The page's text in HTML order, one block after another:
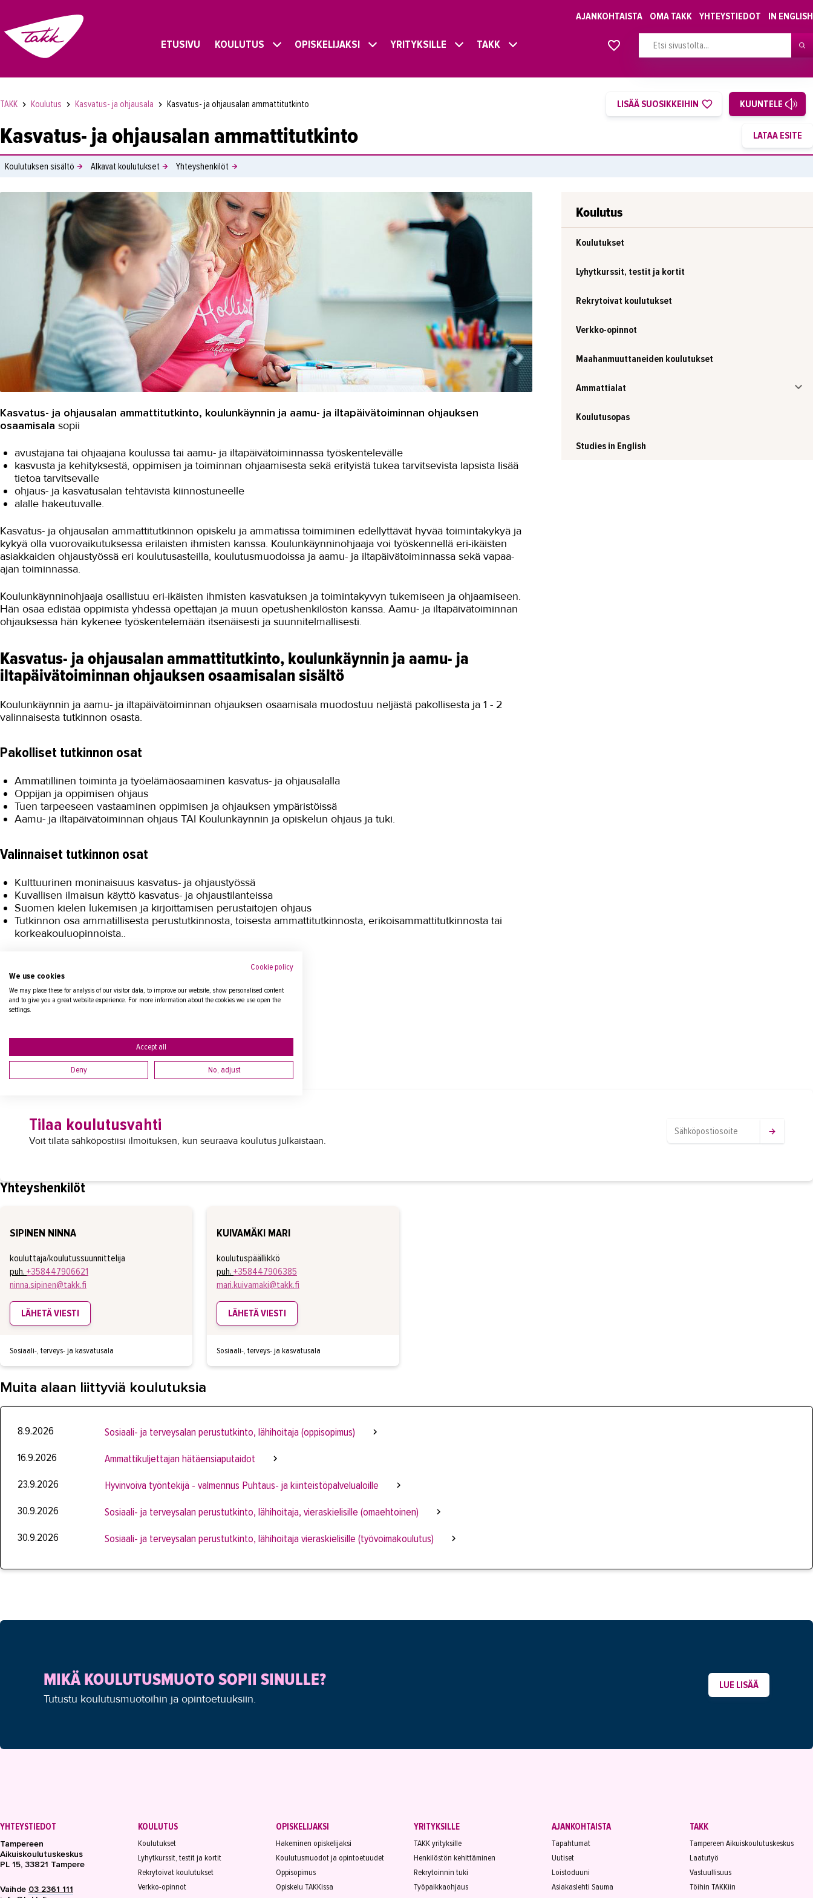
AJANKOHTAISTA OMA TAKK YHTEYSTIEDOT IN ENGLISH
ETUSIVU KOULUTUS OPISKELIJAKSI YRITYKSILLE TAKK
TAKK Koulutus Kasvatus- ja ohjausala Kasvatus- ja ohjausalan ammattitutkinto LISÄÄ SUOSIKKEIHIN KUUNTELE
Kasvatus- ja ohjausalan ammattitutkinto
Koulutuksen sisältö Alkavat koulutukset Yhteyshenkilöt
Kasvatus- ja ohjausalan ammattitutkinto, koulunkäynnin ja aamu- ja iltapäivätoiminnan ohjauksen
osaamisala sopii
avustajana tai ohjaajana koulussa tai aamu- ja iltapäivätoiminnassa työskentelevälle
kasvusta ja kehityksestä, oppimisen ja toiminnan ohjaamisesta sekä erityistä tukea tarvitsevista lapsista lisää
tietoa tarvitsevalle
ohjaus- ja kasvatusalan tehtävistä kiinnostuneelle
alalle hakeutuvalle.
Kasvatus- ja ohjausalan ammattitutkinnon opiskelu ja ammatissa toimiminen edellyttävät hyvää toimintakykyä ja
kykyä olla vuorovaikutuksessa erilaisten ihmisten kanssa. Koulunkäynninohjaaja voi työskennellä eri-ikäisten
asiakkaiden ohjaustyössä eri koulutusasteilla, koulutusmuodoissa ja aamu- ja iltapäivätoiminnassa sekä vapaa-
ajan toiminnassa.
Koulunkäynninohjaaja osallistuu eri-ikäisten ihmisten kasvatuksen ja toimintakyvyn tukemiseen ja ohjaamiseen.
Hän osaa edistää oppimista yhdessä opettajan ja muun opetushenkilöstön kanssa. Aamu- ja iltapäivätoiminnan
ohjauksessa hän kykenee työskentelemään itsenäisesti ja suunnitelmallisesti.
Kasvatus- ja ohjausalan ammattitutkinto, koulunkäynnin ja aamu- ja
iltapäivätoiminnan ohjauksen osaamisalan sisältö
Koulunkäynnin ja aamu- ja iltapäivätoiminnan ohjauksen osaamisala muodostuu neljästä pakollisesta ja 1 - 2
valinnaisesta tutkinnon osasta.
Pakolliset tutkinnon osat
Ammatillinen toiminta ja työelämäosaaminen kasvatus- ja ohjausalalla
Oppijan ja oppimisen ohjaus
Tuen tarpeeseen vastaaminen oppimisen ja ohjauksen ympäristöissä
Aamu- ja iltapäivätoiminnan ohjaus TAI Koulunkäynnin ja opiskelun ohjaus ja tuki.
Valinnaiset tutkinnon osat
Kulttuurinen moninaisuus kasvatus- ja ohjaustyössä
Kuvallisen ilmaisun käyttö kasvatus- ja ohjaustilanteissa
Suomen kielen lukemisen ja kirjoittamisen perustaitojen ohjaus
Tutkinnon osa ammatillisesta perustutkinnosta, toisesta ammattitutkinnosta, erikoisammattitutkinnosta tai
korkeakouluopinnoista..
Ei alkavia koulutuksia.
Koulutus
Koulutukset
Lyhytkurssit, testit ja kortit
Rekrytoivat koulutukset
Verkko-opinnot
Maahanmuuttaneiden koulutukset
Ammattialat
Koulutusopas
Studies in English
Tilaa koulutusvahti
Voit tilata sähköpostiisi ilmoituksen, kun seuraava koulutus julkaistaan.
Yhteyshenkilöt
SIPINEN NINNA
kouluttaja/koulutussuunnittelija
puh. +358447906621
ninna.sipinen@takk.fi
LÄHETÄ VIESTI
Sosiaali-, terveys- ja kasvatusala
KUIVAMÄKI MARI
koulutuspäällikkö
puh. +358447906385
mari.kuivamaki@takk.fi
LÄHETÄ VIESTI
Sosiaali-, terveys- ja kasvatusala
Muita alaan liittyviä koulutuksia
8.9.2026
Sosiaali- ja terveysalan perustutkinto, lähihoitaja (oppisopimus)
16.9.2026
Ammattikuljettajan hätäensiaputaidot
23.9.2026
Hyvinvoiva työntekijä - valmennus Puhtaus- ja kiinteistöpalvelualoille
30.9.2026
Sosiaali- ja terveysalan perustutkinto, lähihoitaja, vieraskielisille (omaehtoinen)
30.9.2026
Sosiaali- ja terveysalan perustutkinto, lähihoitaja vieraskielisille (työvoimakoulutus)
MIKÄ KOULUTUSMUOTO SOPII SINULLE?
Tutustu koulutusmuotoihin ja opintoetuuksiin.
LUE LISÄÄ
YHTEYSTIEDOT
Tampereen
Aikuiskoulutuskeskus
PL 15, 33821 Tampere
Vaihde 03 2361 111
KOULUTUS
Koulutukset
Lyhytkurssit, testit ja kortit
Rekrytoivat koulutukset
Verkko-opinnot
OPISKELIJAKSI
Hakeminen opiskelijaksi
Koulutusmuodot ja opintoetuudet
Oppisopimus
Opiskelu TAKKissa
YRITYKSILLE
TAKK yrityksille
Henkilöstön kehittäminen
Rekrytoinnin tuki
Työpaikkaohjaus
AJANKOHTAISTA
Tapahtumat
Uutiset
Loistoduuni
Asiakaslehti Sauma
TAKK
Tampereen Aikuiskoulutuskeskus
Laatutyö
Vastuullisuus
Töihin TAKKiin
Alkavat koulutukset osiosta
Cookie policy
We use cookies
We may place these for analysis of our visitor data, to improve our website, show personalised content
and to give you a great website experience. For more information about the cookies we use open the
settings.
Accept all
Deny No, adjust